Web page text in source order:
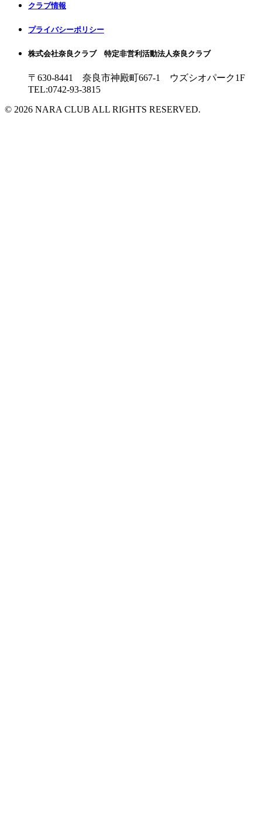
クラブ情報
プライバシーポリシー
株式会社奈良クラブ 特定非営利活動法人奈良クラブ
〒630-8441 奈良市神殿町667-1
ウズシオパーク1F
TEL:0742-93-3815
© 2026 NARA CLUB ALL RIGHTS RESERVED.